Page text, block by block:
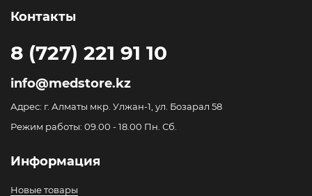
Контакты
8 (727) 221 91 10
info@medstore.kz
Адрес: г. Алматы мкр. Улжан-1, ул. Бозарал 58
Режим работы: 09.00 - 18.00 Пн. Сб.
Информация
Новые товары